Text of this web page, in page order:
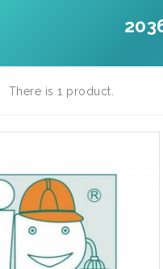
There is 1 product.